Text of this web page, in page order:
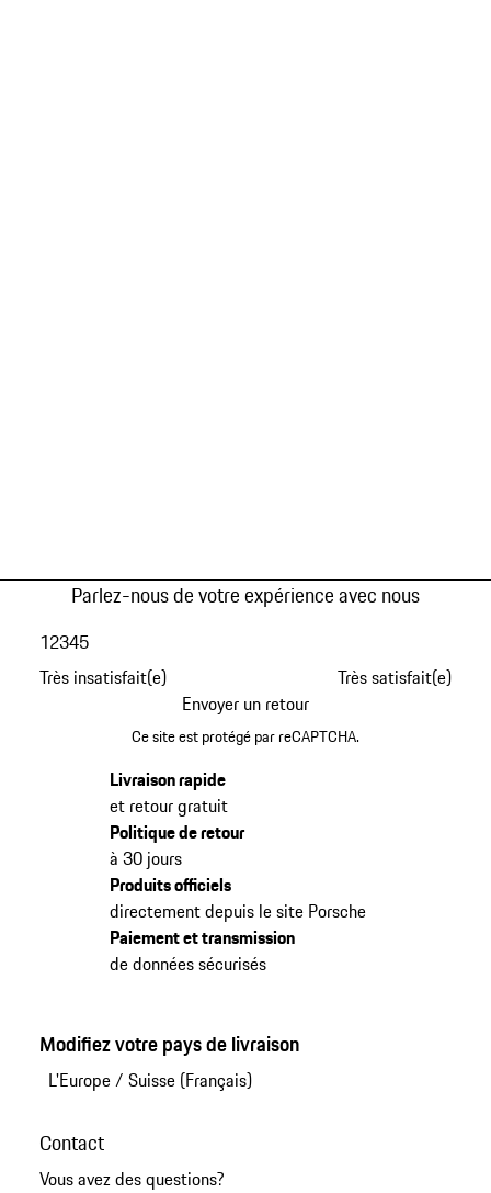
Parlez-nous de votre expérience avec nous
Très insatisfait(e)
12345
Très satisfait(e)
Envoyer un retour
Ce site est protégé par reCAPTCHA.
Livraison rapide
et retour gratuit
Politique de retour
à 30 jours
Produits officiels
directement depuis le site Porsche
Paiement et transmission
de données sécurisés
Modifiez votre pays de livraison
L'Europe/ Suisse (Français)
Contact
Vous avez des questions?